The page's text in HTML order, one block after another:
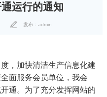
运行的通知
发布：admin
加快清洁生产信息化建
面服务会员单位，我会
通。为了充分发挥网站的